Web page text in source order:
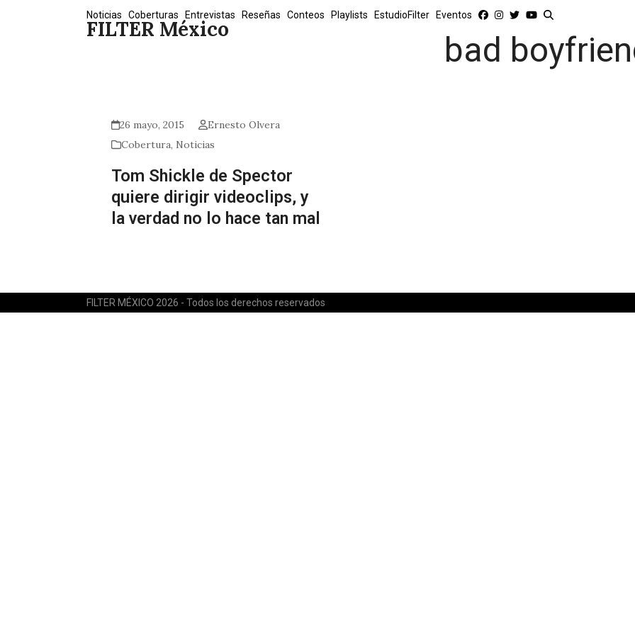
FILTER México
Noticias Coberturas Entrevistas Reseñas Conteos Playlists EstudioFilter Eventos
bad
26 mayo, 2015
Ernesto Olvera
Cobertura, Noticias
Tom Shickle de Spector
quiere dirigir videoclips, y
la verdad no lo hace tan mal
FILTER MÉXICO 2026 - Todos los derechos reservados